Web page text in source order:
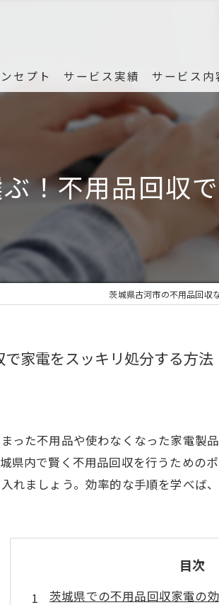
セプト サービス実績 サービス内
！不用品回収
茨城県古河市の不用品回収
家電をスッキリ処分する方法
った不用品や使わなくなった家電製
県内で賢く不用品回収を行うための
れましょう。効率的な手順を学べば
目次
茨城県での不用品回収家電の